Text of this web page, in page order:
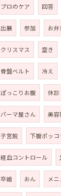
プロのケア 回答
出展 参加 お弁
クリスマス 空き
骨盤ベルト 冷え
ぽっこりお腹 休診
パーマ屋さん 美容
子宮脱 下腹ポッコ
経血コントロール
卒婚 おん メ